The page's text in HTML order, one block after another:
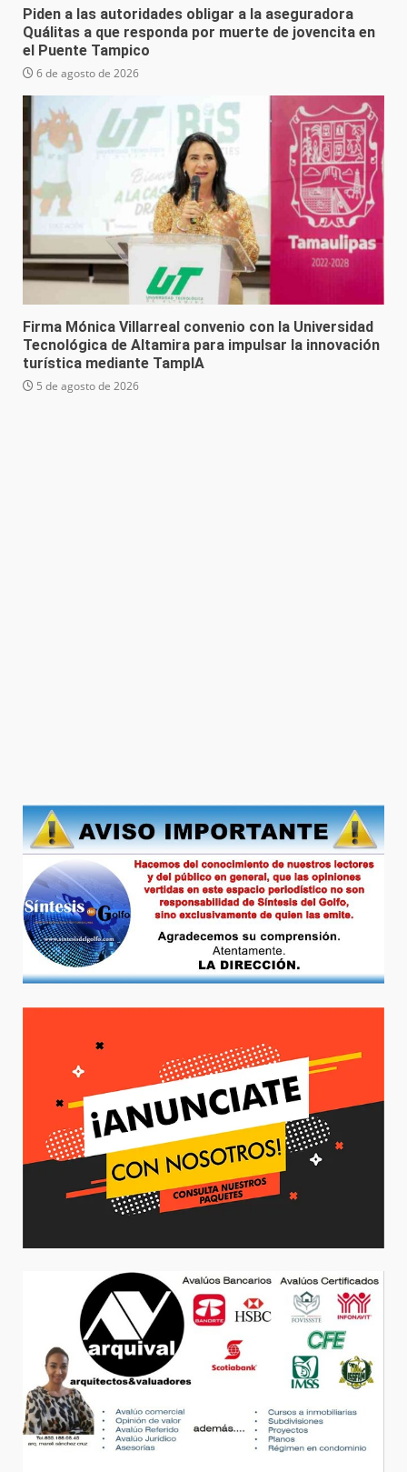
Piden a las autoridades obligar a la aseguradora
Quálitas a que responda por muerte de jovencita en
el Puente Tampico
6 de agosto de 2026
Firma Mónica Villarreal convenio con la Universidad
Tecnológica de Altamira para impulsar la innovación
turística mediante TampIA
5 de agosto de 2026